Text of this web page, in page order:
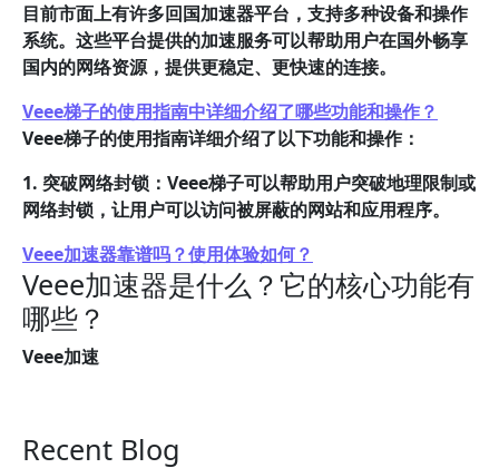
目前市面上有许多回国加速器平台，支持多种设备和操作
系统。这些平台提供的加速服务可以帮助用户在国外畅享
国内的网络资源，提供更稳定、更快速的连接。
Veee梯子的使用指南中详细介绍了哪些功能和操作？
Veee梯子的使用指南详细介绍了以下功能和操作：
1. 突破网络封锁：Veee梯子可以帮助用户突破地理限制或
网络封锁，让用户可以访问被屏蔽的网站和应用程序。
Veee加速器靠谱吗？使用体验如何？
Veee加速器是什么？它的核心功能有
哪些？
Veee加速
Recent Blog